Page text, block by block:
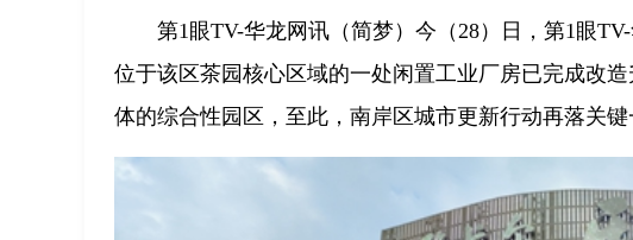
第1眼TV-华龙网讯（简梦）今（28）日，第1眼
位于该区茶园核心区域的一处闲置工业厂房已完成改
体的综合性园区，至此，南岸区城市更新行动再落关键